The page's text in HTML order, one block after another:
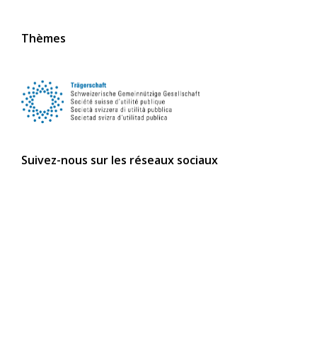
Thèmes
Suivez-nous sur les réseaux sociaux